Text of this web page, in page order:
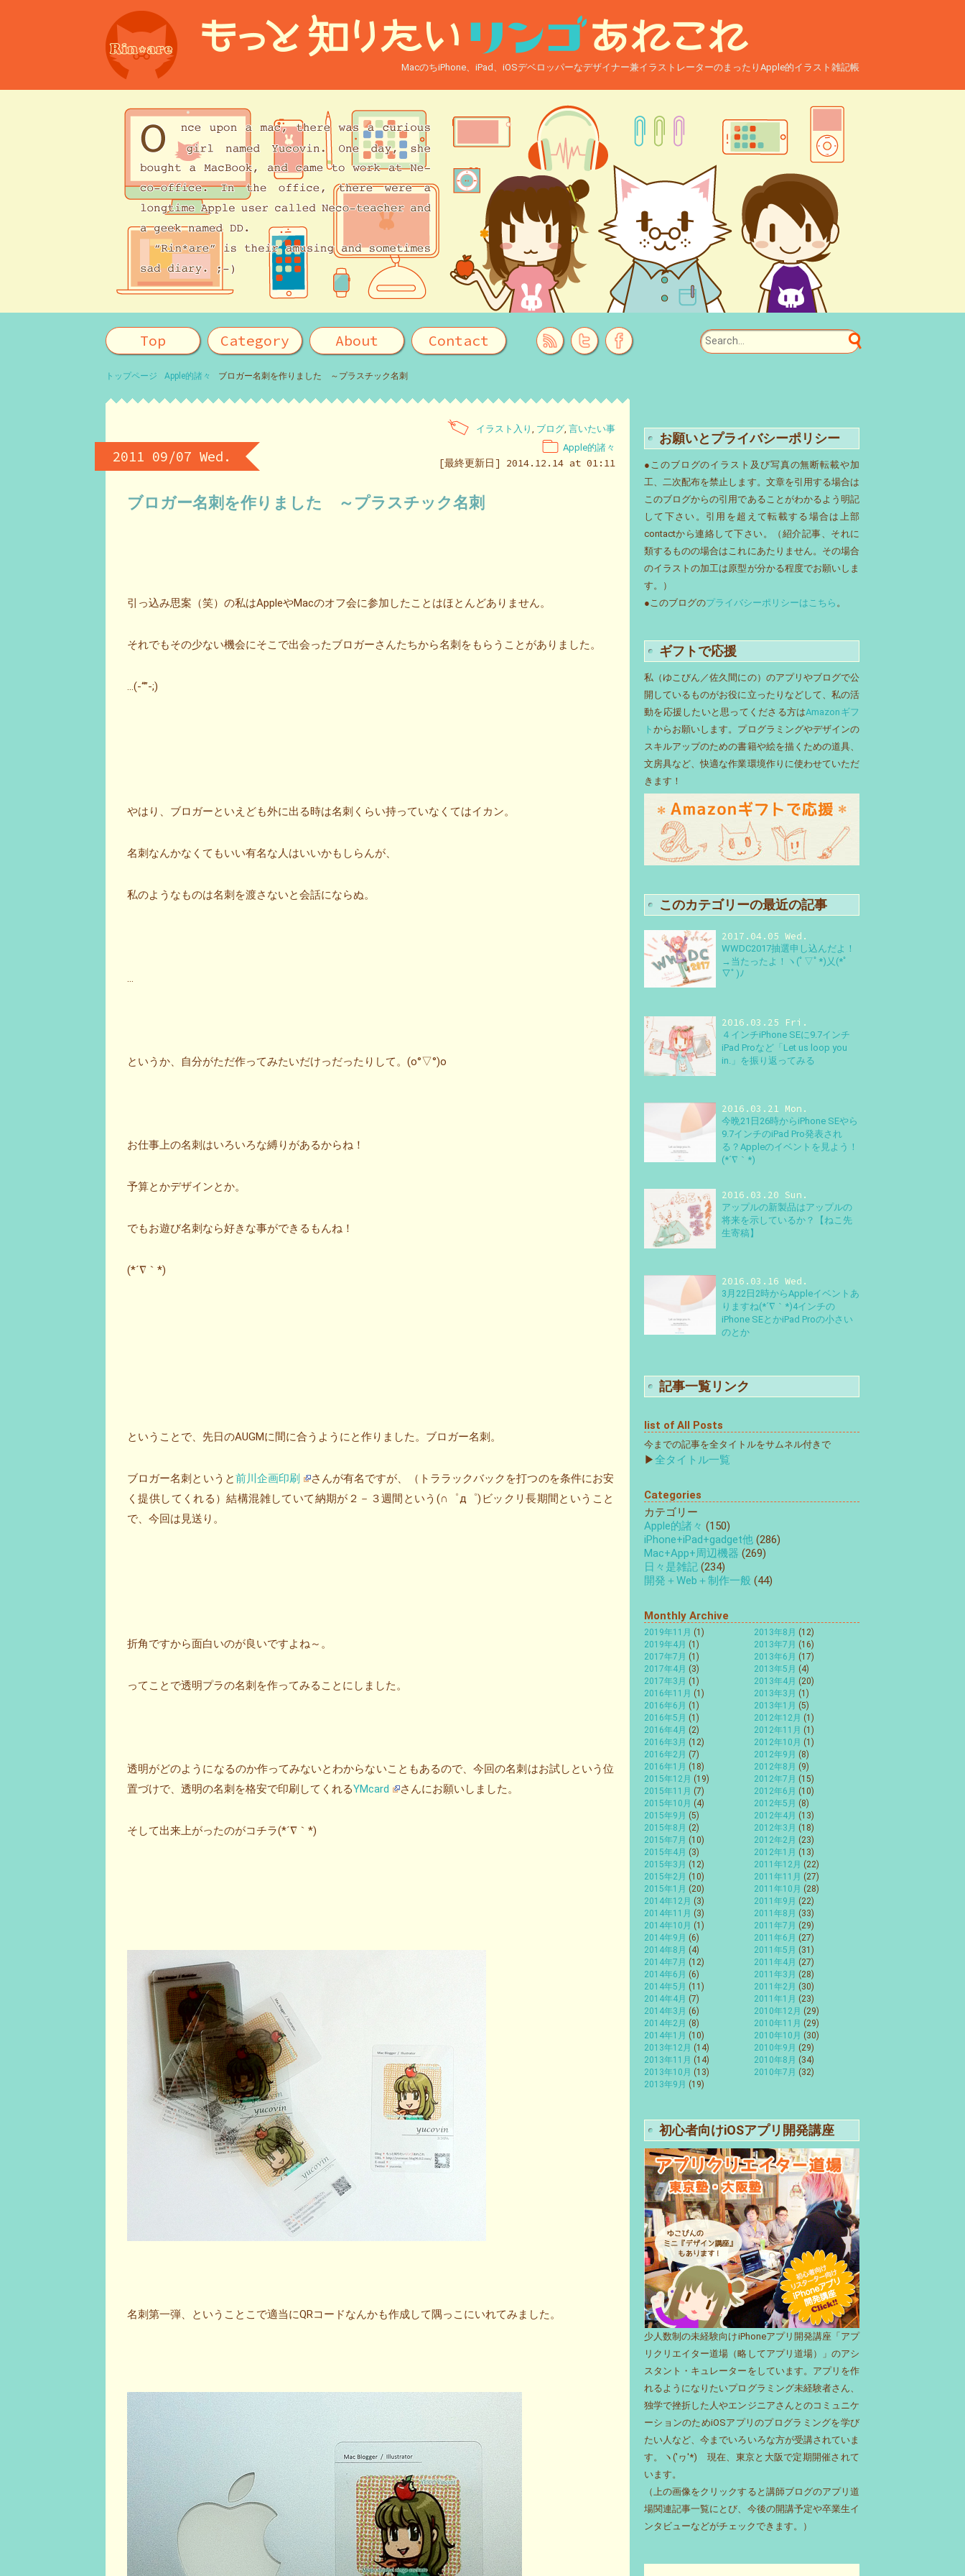
MacのちiPhone、iPad、iOSデベロッパーなデザイナー兼イラストレーターのまったりApple的イラスト雑記帳
Top Category About Contact
トップページ Apple的諸々 ブロガー名刺を作りました ～プラスチック名刺
2011 09/07 Wed.
Apple的諸々
イラスト入り , ブログ, 言いたい事
[最終更新日] 2014.12.14 at 01:11
ブロガー名刺を作りました ～プラスチック名刺
引っ込み思案（笑）の私はAppleやMacのオフ会に参加したことはほとんどありません。
それでもその少ない機会にそこで出会ったブロガーさんたちから名刺をもらうことがありました。
…(-“”-;)
やはり、ブロガーといえども外に出る時は名刺くらい持っていなくてはイカン。
名刺なんかなくてもいい有名な人はいいかもしらんが、
私のようなものは名刺を渡さないと会話にならぬ。
…
というか、自分がただ作ってみたいだけっだったりして。(o°▽°)o
お仕事上の名刺はいろいろな縛りがあるからね！
予算とかデザインとか。
でもお遊び名刺なら好きな事ができるもんね！
(*´∇｀*)
ということで、先日のAUGMに間に合うようにと作りました。ブロガー名刺。
ブロガー名刺というと前川企画印刷
さんが有名ですが、（トララックバックを打つのを条件にお安
く提供してくれる）結構混雑していて納期が２－３週間という(∩゜д゜)ビックリ長期間ということ
で、今回は見送り。
折角ですから面白いのが良いですよね～。
ってことで透明プラの名刺を作ってみることにしました。
透明がどのようになるのか作ってみないとわからないこともあるので、今回の名刺はお試しという位
置づけで、透明の名刺を格安で印刷してくれるYMcard さんにお願いしました。
そして出来上がったのがコチラ(*´∇｀*)
名刺第一弾、ということこで適当にQRコードなんかも作成して隅っこにいれてみました。
お願いとプライバシーポリシー
●このブログのイラスト及び写真の無断転載や加
工、二次配布を禁止します。文章を引用する場合は
このブログからの引用であることがわかるよう明記
して下さい。引用を超えて転載する場合は上部
contactから連絡して下さい。（紹介記事、それに
類するものの場合はこれにあたりません。その場合
のイラストの加工は原型が分かる程度でお願いしま
す。）
●このブログのプライバシーポリシーはこちら 。
ギフトで応援
私（ゆこびん／佐久間にの）のアプリやブログで公
開しているものがお役に立ったりなどして、私の活
動を応援したいと思ってくださる方はAmazonギフ
トからお願いします。プログラミングやデザインの
スキルアップのための書籍や絵を描くための道具、
文房具など、快適な作業環境作りに使わせていただ
きます！
このカテゴリーの最近の記事
2017.04.05 Wed.
WWDC2017抽選申し込んだよ！
→当たったよ！ヽ(ﾟ▽ﾟ*)乂(*ﾟ
▽ﾟ)ﾉ
2016.03.25 Fri.
４インチiPhone SEに9.7インチ
iPad Proなど「Let us loop you
in.」を振り返ってみる
2016.03.21 Mon.
今晩21日26時からiPhone SEやら
9.7インチのiPad Pro発表され
る？Appleのイベントを見よう！
(*´∇｀*)
2016.03.20 Sun.
アップルの新製品はアップルの
将来を示しているか？【ねこ先
生寄稿】
2016.03.16 Wed.
3月22日2時からAppleイベントあ
りますね(*´∇｀*)4インチの
iPhone SEとかiPad Proの小さい
のとか
記事一覧リンク
list of All Posts
今までの記事を全タイトルをサムネル付きで
▶全タイトル一覧
Categories
カテゴリー
Apple的諸々 (150)
iPhone+iPad+gadget他 (286)
Mac+App+周辺機器 (269)
日々是雑記 (234)
開発＋Web＋制作一般 (44)
Monthly Archive
2019年11月 (1)
2019年4月 (1)
2017年7月 (1)
2017年4月 (3)
2017年3月 (1)
2016年11月 (1)
2016年6月 (1)
2016年5月 (1)
2016年4月 (2)
2016年3月 (12)
2016年2月 (7)
2016年1月 (18)
2015年12月 (19)
2015年11月 (7)
2015年10月 (4)
2015年9月 (5)
2015年8月 (2)
2015年7月 (10)
2015年4月 (3)
2015年3月 (12)
2015年2月 (10)
2015年1月 (20)
2014年12月 (3)
2014年11月 (3)
2014年10月 (1)
2014年9月 (6)
2014年8月 (4)
2014年7月 (12)
2014年6月 (6)
2014年5月 (11)
2014年4月 (7)
2014年3月 (6)
2014年2月 (8)
2014年1月 (10)
2013年12月 (14)
2013年11月 (14)
2013年10月 (13)
2013年9月 (19)
2013年8月 (12)
2013年7月 (16)
2013年6月 (17)
2013年5月 (4)
2013年4月 (20)
2013年3月 (1)
2013年1月 (5)
2012年12月 (1)
2012年11月 (1)
2012年10月 (1)
2012年9月 (8)
2012年8月 (9)
2012年7月 (15)
2012年6月 (10)
2012年5月 (8)
2012年4月 (13)
2012年3月 (18)
2012年2月 (23)
2012年1月 (13)
2011年12月 (22)
2011年11月 (27)
2011年10月 (28)
2011年9月 (22)
2011年8月 (33)
2011年7月 (29)
2011年6月 (27)
2011年5月 (31)
2011年4月 (27)
2011年3月 (28)
2011年2月 (30)
2011年1月 (23)
2010年12月 (29)
2010年11月 (29)
2010年10月 (30)
2010年9月 (29)
2010年8月 (34)
2010年7月 (32)
初心者向けiOSアプリ開発講座
少人数制の未経験向けiPhoneアプリ開発講座「アプ
リクリエイター道場（略してアプリ道場）」のアシ
スタント・キュレーターをしています。アプリを作
れるようになりたいプログラミング未経験者さん、
独学で挫折した人やエンジニアさんとのコミュニケ
ーションのためiOSアプリのプログラミングを学び
たい人など、今までいろいろな方が受講されていま
す。ヽ('ヮ'*)ゝ現在、東京と大阪で定期開催されて
います。
（上の画像をクリックすると講師ブログのアプリ道
場関連記事一覧にとび、今後の開講予定や卒業生イ
ンタビューなどがチェックできます。）